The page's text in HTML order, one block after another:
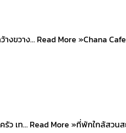
งขวาง… Read More »Chana
ว เท… Read More »ที่พักใกล้สวน